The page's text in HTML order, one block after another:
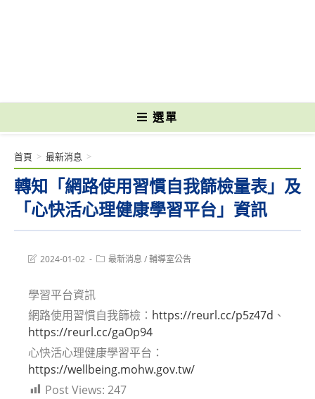
選單
轉知「網路使用習慣自我篩檢量表」及
「心快活心理健康學習平台」資訊
首頁 > 最新消息 >
Post2024-01-02
Post最新消息 /輔導室公告
學習平台資訊
網路使用習慣自我篩檢： https://reurl.cc/p5z47d 、
https://reurl.cc/gaOp94
心快活心理健康學習平台：
https://wellbeing.mohw.gov.tw/
Post Views: 247